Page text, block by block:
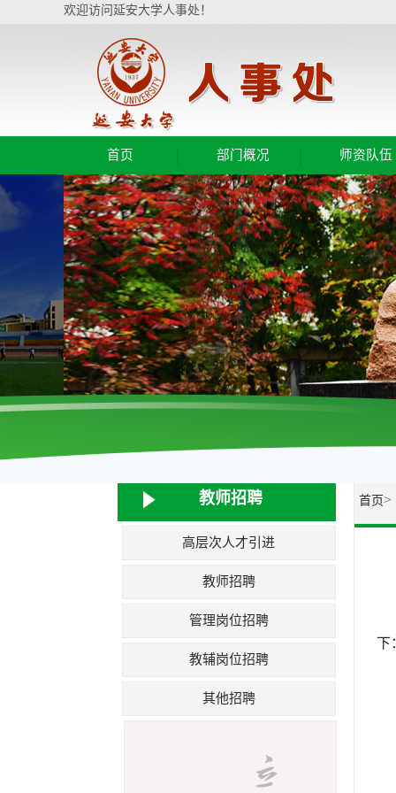
欢迎访问延安大学人事处！
首页 部门概况 师资队伍
教师招聘
高层次人才引进
教师招聘
管理岗位招聘
教辅岗位招聘
其他招聘
首页 >
下